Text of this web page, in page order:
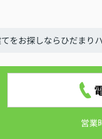
をお探しならひだまり
営業